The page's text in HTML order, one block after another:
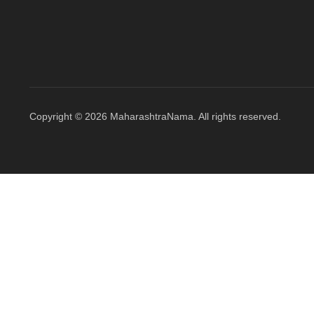
Copyright © 2026 MaharashtraNama. All rights reserved.